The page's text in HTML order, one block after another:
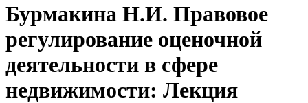
Бурмакина Н.И. Правовое
регулирование оценочной
деятельности в сфере
недвижимости: Лекция